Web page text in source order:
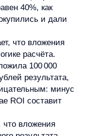
и ROAS
метрики
вопросы.
целом:
другую
Это
нужно